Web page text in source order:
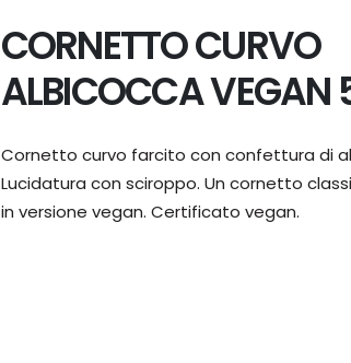
CORNETTO CURVO
ALBICOCCA VEGAN
Cornetto curvo farcito con confettura di
Lucidatura con sciroppo. Un cornetto
in versione vegan. Certificato vegan.